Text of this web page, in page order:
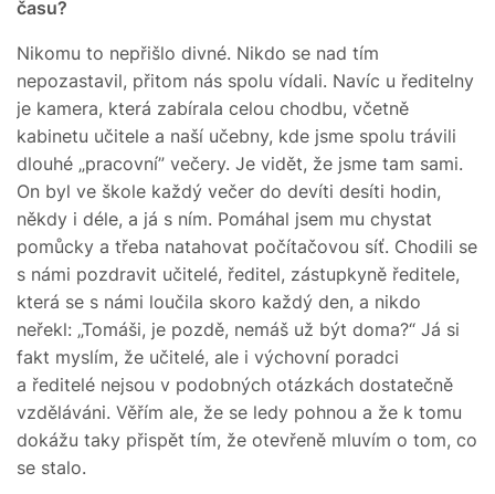
času?
Nikomu to nepřišlo divné. Nikdo se nad tím
nepozastavil, přitom nás spolu vídali. Navíc u ředitelny
je kamera, která zabírala celou chodbu, včetně
kabinetu učitele a naší učebny, kde jsme spolu trávili
dlouhé „pracovní” večery. Je vidět, že jsme tam sami.
On byl ve škole každý večer do devíti desíti hodin,
někdy i déle, a já s ním. Pomáhal jsem mu chystat
pomůcky a třeba natahovat počítačovou síť. Chodili se
s námi pozdravit učitelé, ředitel, zástupkyně ředitele,
která se s námi loučila skoro každý den, a nikdo
neřekl: „Tomáši, je pozdě, nemáš už být doma?“ Já si
fakt myslím, že učitelé, ale i výchovní poradci
a ředitelé nejsou v podobných otázkách dostatečně
vzděláváni. Věřím ale, že se ledy pohnou a že k tomu
dokážu taky přispět tím, že otevřeně mluvím o tom, co
se stalo.